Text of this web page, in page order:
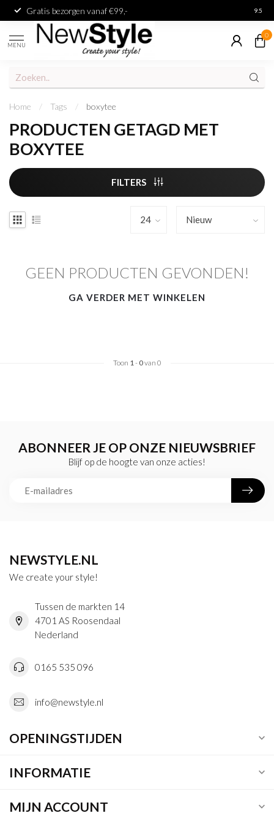
Gratis bezorgen vanaf €99,- 9.5
MENU
0
Home / Tags / boxytee
PRODUCTEN GETAGD MET
BOXYTEE
FILTERS
GEEN PRODUCTEN GEVONDEN!
GA VERDER MET WINKELEN
Toon 1- 0van 0
ABONNEER JE OP ONZE NIEUWSBRIEF
Blijf op de hoogte van onze acties!
NEWSTYLE.NL
We create your style!
Tussen de markten 14
4701 AS Roosendaal
Nederland
0165 535 096
info@newstyle.nl
OPENINGSTIJDEN
INFORMATIE
MIJN ACCOUNT